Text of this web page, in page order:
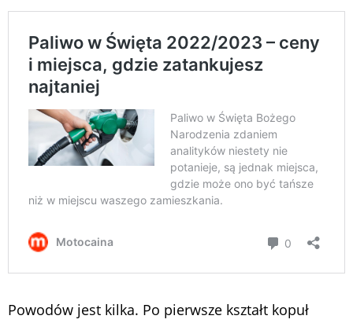
Powodów jest kilka. Po pierwsze kształt kopuł